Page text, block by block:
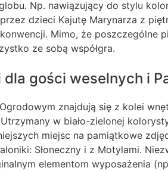
Np. nawiązujący do stylu
dzieci Kajutę Marynarza z
Mimo, że poszczególne
ze sobą współgra.
dla gości weselnych i
znajdują się z kolei
w biało-zielonej
miejsc na pamiątkowe
Słoneczny i z Motylami.
elementom wyposażenia